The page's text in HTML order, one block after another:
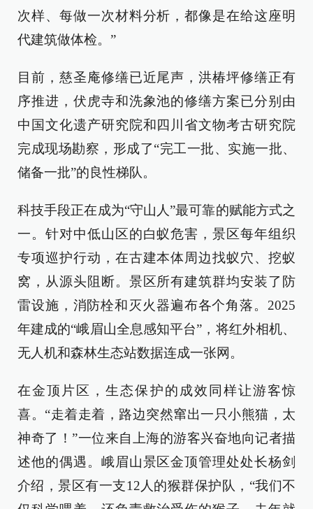
次样、每做一次材料分析，都像是在给这座明
代建筑做体检。”
目前，慈圣庵修缮已近尾声，洪椿坪修缮正有
序推进，伏虎寺和洗象池的修缮方案已分别由
中国文化遗产研究院和四川省文物考古研究院
完成现场勘察，形成了“完工一批、实施一批、
储备一批”的良性梯队。
科技手段正在成为“守山人”最可靠的赋能方式之
一。针对中低山区的白蚁危害，景区每年组织
专项巡护行动，在古建本体周边找蚁穴、挖蚁
窝，从源头阻断。景区所有建筑群均安装了防
雷设施，消防栓和灭火器遍布各个角落。2025
年建成的“峨眉山全息感知平台”，将红外相机、
无人机和森林生态站数据连成一张网。
在金顶片区，生态保护的成效同样让游客惊
喜。“走着走着，路边突然窜出一只小熊猫，太
神奇了！”一位来自上海的游客兴奋地向记者描
述他的偶遇。峨眉山景区金顶管理处处长杨剑
介绍，景区有一支12人的猴群保护队，“我们不